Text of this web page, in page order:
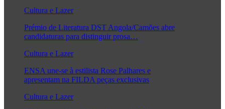
Cultura e Lazer
Prémio de Literatura DST Angola/Camões abre
candidaturas para distinguir prosa…
Cultura e Lazer
ENSA une-se à estilista Rose Palhares e
apresentam na FILDA peças exclusivas
Cultura e Lazer